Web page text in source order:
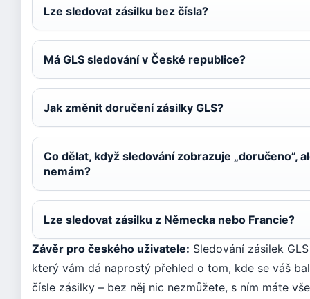
Lze sledovat zásilku bez čísla?
Má GLS sledování v České republice?
Jak změnit doručení zásilky GLS?
Co dělat, když sledování zobrazuje „doručeno”,
nemám?
Lze sledovat zásilku z Německa nebo Francie?
Závěr pro českého uživatele: Sledování zásilek
který vám dá naprostý přehled o tom, kde se váš
čísle zásilky – bez něj nic nezmůžete, s ním máte